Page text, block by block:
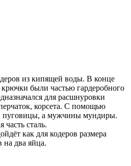
из кипящей воды. В конце
были частью гардеробного
для расшнуровки
корсета. С помощью
пуговицы, а мужчины мундиры.
часть сталь.
как для кодеров размера
на два яйца.